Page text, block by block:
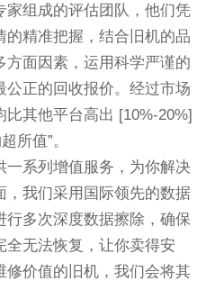
家组成的评估团队，他们凭
精准把握，结合旧机的品
方面因素，运用科学严谨的
正的回收报价。经过市场
其他平台高出 [10%-20%]
所值”。
一系列增值服务，为你解决
，我们采用国际领先的数据
多次深度数据擦除，确保
全无法恢复，让你卖得安
修价值的旧机，我们会将其